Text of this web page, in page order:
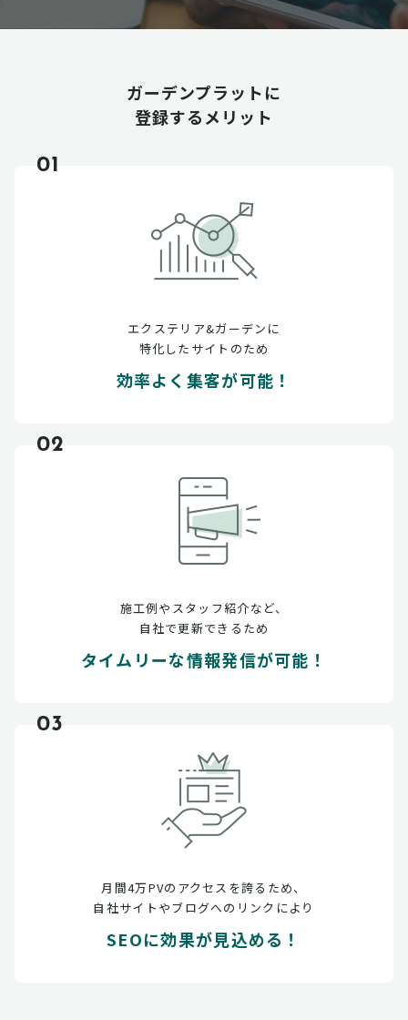
ガーデンプラットに
登録するメリット
01
エクステリア&ガーデンに
特化したサイトのため
効率よく集客が可能！
02
施工例やスタッフ紹介など、
自社で更新できるため
タイムリーな情報発信が可能！
03
月間4万PVのアクセスを誇るため、
自社サイトやブログへのリンクにより
SEOに効果が見込める！